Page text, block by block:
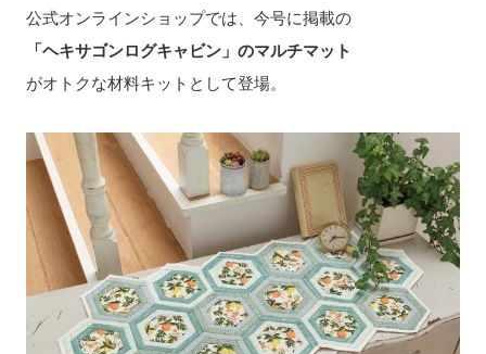
公式オンラインショップでは、今号に掲載の
「ヘキサゴンログキャビン」のマルチマット
がオトクな材料キットとして登場。